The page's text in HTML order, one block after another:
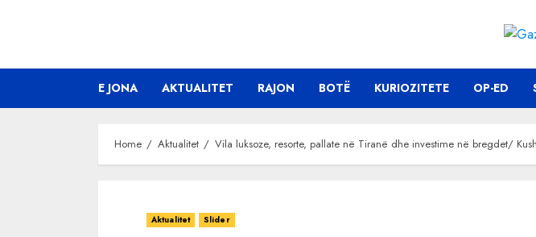
E JONA AKTUALITET RAJON BOTË KURIOZITETE OP-ED
Home Aktualitet Vila luksoze, resorte, pallate në Tiranë dhe investime në bregdet/
Aktualitet Slider